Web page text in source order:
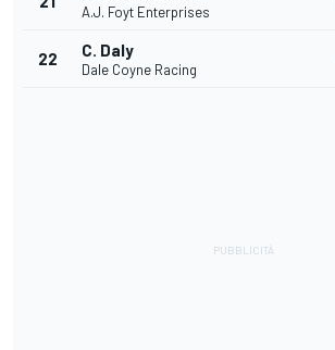
A.J. Foyt Enterprises
22 C. Daly
Dale Coyne Racing